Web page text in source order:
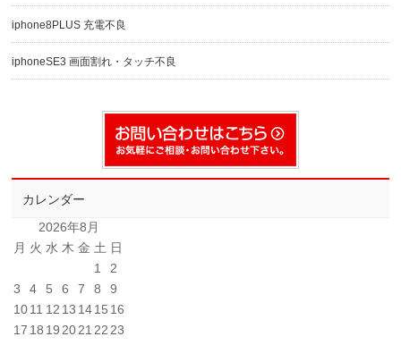
iphone8PLUS 充電不良
iphoneSE3 画面割れ・タッチ不良
カレンダー
2026年8月
月 火 水 木 金 土 日
1
2
3
4 5 6 7 8
9
1011 12 13 1415 16
17 18 19 2021 22 23